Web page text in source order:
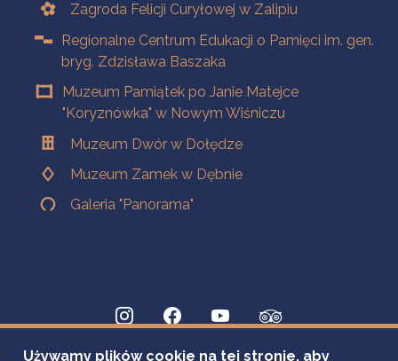
Zagroda Felicji Curyłowej w Zalipiu
Regionalne Centrum Edukacji o Pamięci im. gen.
bryg. Zdzisława Baszaka
Muzeum Pamiątek po Janie Matejce
"Koryznówka" w Nowym Wiśniczu
Muzeum Dwór w Dołędze
Muzeum Zamek w Dębnie
Galeria "Panorama"
Używamy plików cookie na tej stronie, aby